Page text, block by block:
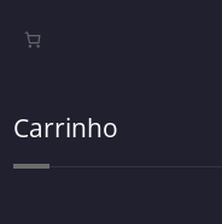
Carrinho